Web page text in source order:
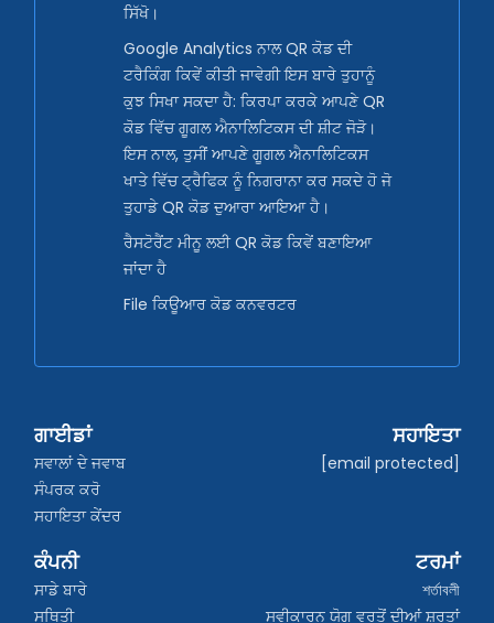
ਸਿੱਖੋ।
Google Analytics ਨਾਲ QR ਕੋਡ ਦੀ
ਟਰੈਕਿੰਗ ਕਿਵੇਂ ਕੀਤੀ ਜਾਵੇਗੀ ਇਸ ਬਾਰੇ ਤੁਹਾਨੂੰ
ਕੁਝ ਸਿਖਾ ਸਕਦਾ ਹੈ: ਕਿਰਪਾ ਕਰਕੇ ਆਪਣੇ QR
ਕੋਡ ਵਿੱਚ ਗੂਗਲ ਐਨਾਲਿਟਿਕਸ ਦੀ ਸ਼ੀਟ ਜੋੜੋ।
ਇਸ ਨਾਲ, ਤੁਸੀਂ ਆਪਣੇ ਗੂਗਲ ਐਨਾਲਿਟਿਕਸ
ਖਾਤੇ ਵਿੱਚ ਟ੍ਰੈਫਿਕ ਨੂੰ ਨਿਗਰਾਨਾ ਕਰ ਸਕਦੇ ਹੋ ਜੋ
ਤੁਹਾਡੇ QR ਕੋਡ ਦੁਆਰਾ ਆਇਆ ਹੈ।
ਰੈਸਟੋਰੈਂਟ ਮੀਨੂ ਲਈ QR ਕੋਡ ਕਿਵੇਂ ਬਣਾਇਆ
ਜਾਂਦਾ ਹੈ
File ਕਿਊਆਰ ਕੋਡ ਕਨਵਰਟਰ
ਗਾਈਡਾਂ
ਸਵਾਲਾਂ ਦੇ ਜਵਾਬ
ਸੰਪਰਕ ਕਰੋ
ਸਹਾਇਤਾ ਕੇਂਦਰ
ਸਹਾਇਤਾ
[email protected]
ਕੰਪਨੀ
ਸਾਡੇ ਬਾਰੇ
ਸਥਿਤੀ
ਟਰਮਾਂ
শর্তাবলী
ਸਵੀਕਾਰਨ ਯੋਗ ਵਰਤੋਂ ਦੀਆਂ ਸ਼ਰਤਾਂ